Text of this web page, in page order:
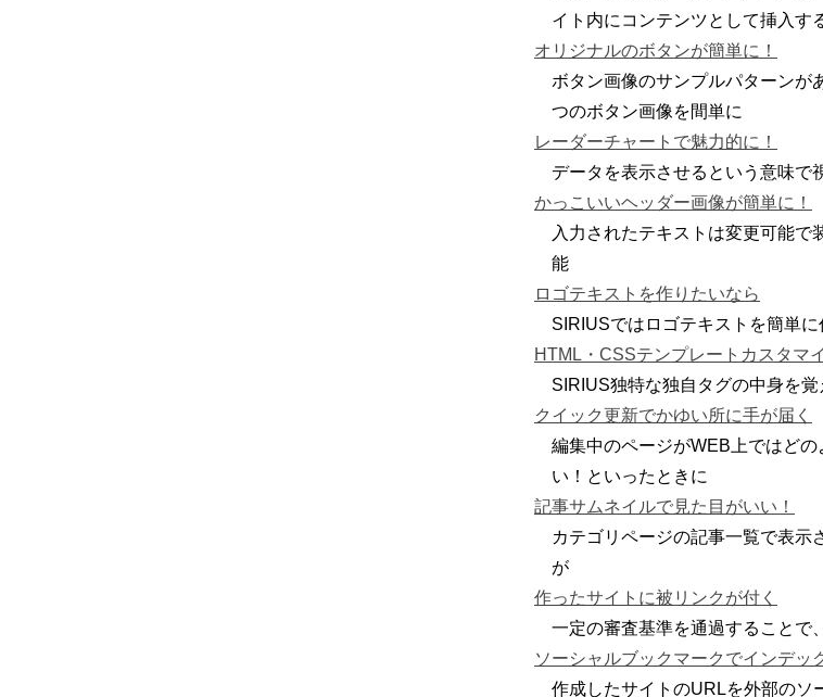
イト内にコンテンツとして挿入す
オリジナルのボタンが簡単に！
ボタン画像のサンプルパターンが
つのボタン画像を間単に
レーダーチャートで魅力的に！
データを表示させるという意味で
かっこいいヘッダー画像が簡単に！
入力されたテキストは変更可能
能
ロゴテキストを作りたいなら
SIRIUSではロゴテキストを簡単
HTML・CSSテンプレートカスタマ
SIRIUS独特な独自タグの中身を
クイック更新でかゆい所に手が届く
編集中のページがWEB上ではど
い！といったときに
記事サムネイルで見た目がいい！
カテゴリページの記事一覧で表示
が
作ったサイトに被リンクが付く
一定の審査基準を通過することで
ソーシャルブックマークでインデッ
作成したサイトのURLを外部のソ